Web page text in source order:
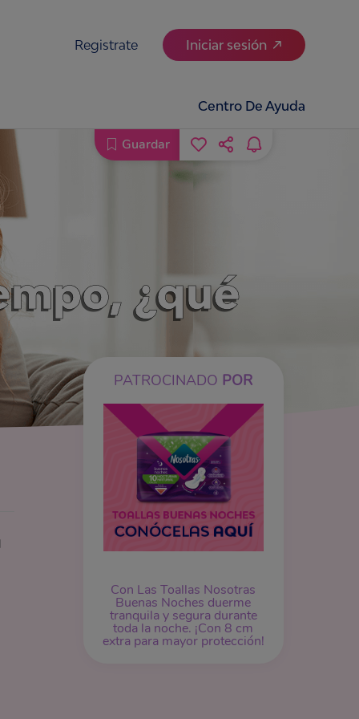
Registrate Iniciar sesión
Centro De Ayuda
¿qué
PATROCINADO POR
Con Las Toallas Nosotras
Buenas Noches duerme
tranquila y segura durante
toda la noche. ¡Con 8 cm
extra para mayor protección!
Guardar